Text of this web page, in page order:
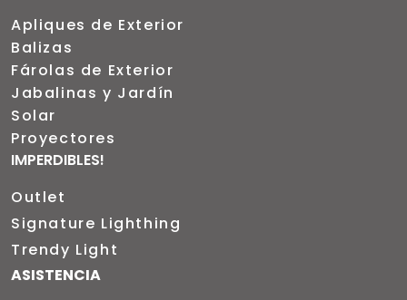
Apliques de Exterior
Balizas
Fárolas de Exterior
Jabalinas y Jardín
Solar
Proyectores
IMPERDIBLES!
Outlet
Signature Lighthing
Trendy Light
ASISTENCIA